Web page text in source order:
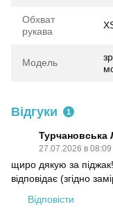
Обхват
рукава
Модель
Відгуки 1
27.07.2026 в 08:09
щиро дякую за
відповідає (згідно
Відповісти